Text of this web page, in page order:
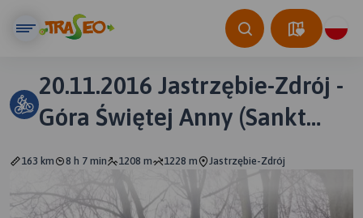
20.11.2016 Jastrzębie-Zdrój -
Góra Świętej Anny (Sankt
163 km 8 h 7 min 1208 m 1228 m Jastrzębie-Zdrój